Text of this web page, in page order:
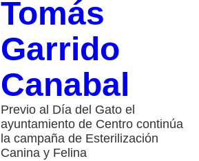
Tomás
Garrido
Canabal
Previo al Día del Gato el
ayuntamiento de Centro continúa
la campaña de Esterilización
Canina y Felina